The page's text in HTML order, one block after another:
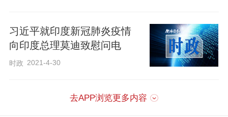
习近平就印度新冠肺炎疫情
向印度总理莫迪致慰问电
时政 2021-4-30
去APP浏览更多内容